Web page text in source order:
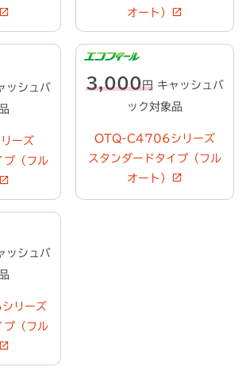
オート）
ッシュバ
ーズ
プ（フル
3,000円 キャッシュバ
ック対象品
OTQ-C4706シリーズ
スタンダードタイプ（フル
オート）
ッシュバ
リーズ
プ（フル